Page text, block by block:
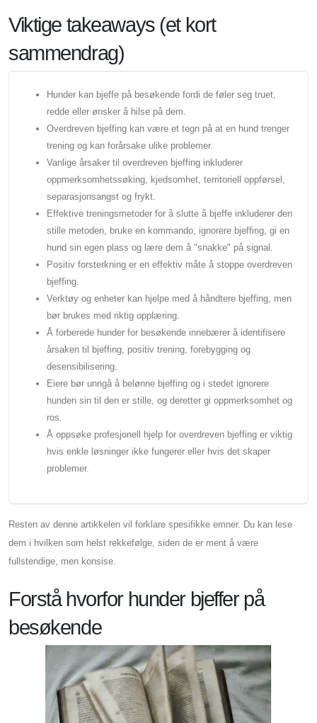
Viktige takeaways (et kort
sammendrag)
Hunder kan bjeffe på besøkende fordi de føler seg truet,
redde eller ønsker å hilse på dem.
Overdreven bjeffing kan være et tegn på at en hund trenger
trening og kan forårsake ulike problemer.
Vanlige årsaker til overdreven bjeffing inkluderer
oppmerksomhetssøking, kjedsomhet, territoriell oppførsel,
separasjonsangst og frykt.
Effektive treningsmetoder for å slutte å bjeffe inkluderer den
stille metoden, bruke en kommando, ignorere bjeffing, gi en
hund sin egen plass og lære dem å "snakke" på signal.
Positiv forsterkning er en effektiv måte å stoppe overdreven
bjeffing.
Verktøy og enheter kan hjelpe med å håndtere bjeffing, men
bør brukes med riktig opplæring.
Å forberede hunder for besøkende innebærer å identifisere
årsaken til bjeffing, positiv trening, forebygging og
desensibilisering.
Eiere bør unngå å belønne bjeffing og i stedet ignorere
hunden sin til den er stille, og deretter gi oppmerksomhet og
ros.
Å oppsøke profesjonell hjelp for overdreven bjeffing er viktig
hvis enkle løsninger ikke fungerer eller hvis det skaper
problemer.
Resten av denne artikkelen vil forklare spesifikke emner. Du kan lese
dem i hvilken som helst rekkefølge, siden de er ment å være
fullstendige, men konsise.
Forstå hvorfor hunder bjeffer på
besøkende